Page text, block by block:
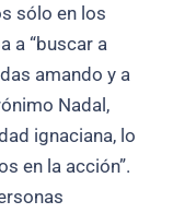
sólo en los
a “buscar a
amando y a
Nadal,
ignaciana, lo
en la acción”.